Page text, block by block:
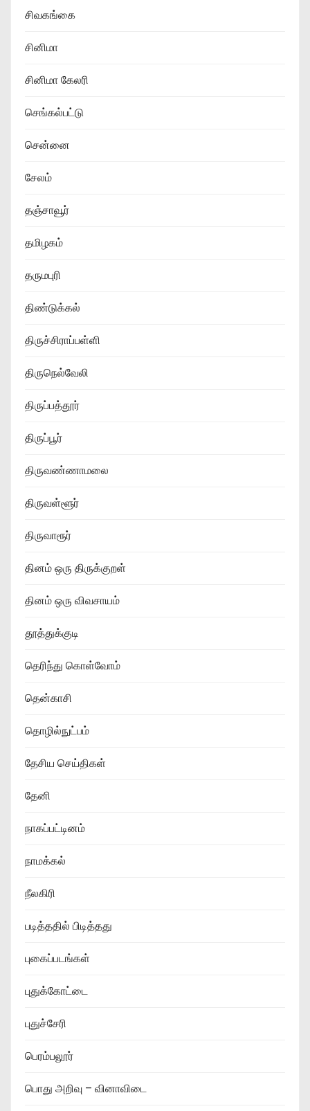
சிவகங்கை
சினிமா
சினிமா கேலரி
செங்கல்பட்டு
சென்னை
சேலம்
தஞ்சாவூர்
தமிழகம்
தருமபுரி
திண்டுக்கல்
திருச்சிராப்பள்ளி
திருநெல்வேலி
திருப்பத்தூர்
திருப்பூர்
திருவண்ணாமலை
திருவள்ளூர்
திருவாரூர்
தினம் ஒரு திருக்குறள்
தினம் ஒரு விவசாயம்
தூத்துக்குடி
தெரிந்து கொள்வோம்
தென்காசி
தொழில்நுட்பம்
தேசிய செய்திகள்
தேனி
நாகப்பட்டினம்
நாமக்கல்
நீலகிரி
படித்ததில் பிடித்தது
புகைப்படங்கள்
புதுக்கோட்டை
புதுச்சேரி
பெரம்பலூர்
பொது அறிவு – வினாவிடை